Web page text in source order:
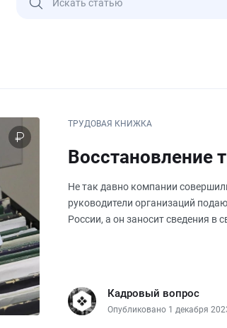
ТРУДОВАЯ КНИЖКА
Восстановление
Не так давно компании
руководители организаций
России, а он заносит сведения
Кадровый вопрос
Опубликовано 1 декабря